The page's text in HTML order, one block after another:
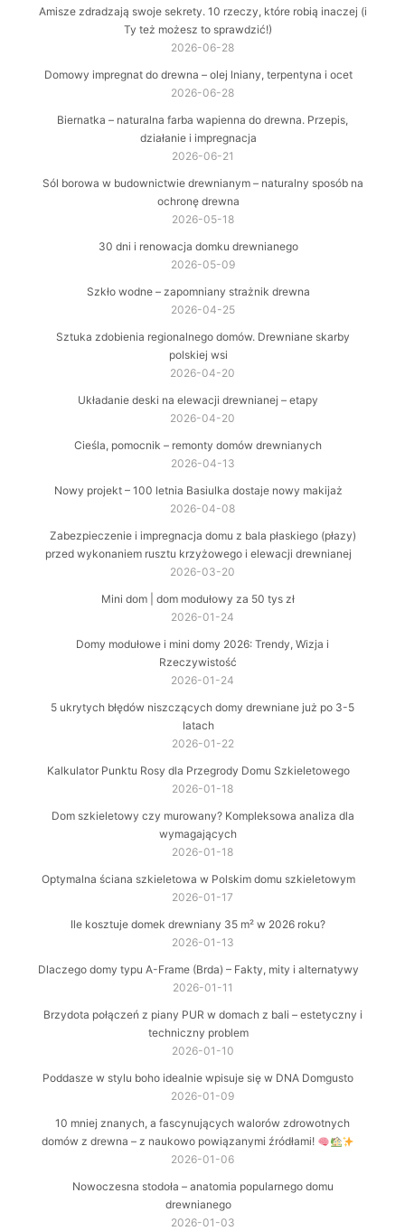
Amisze zdradzają swoje sekrety. 10 rzeczy, które robią inaczej (i
Ty też możesz to sprawdzić!)
2026-06-28
Domowy impregnat do drewna – olej lniany, terpentyna i ocet
2026-06-28
Biernatka – naturalna farba wapienna do drewna. Przepis,
działanie i impregnacja
2026-06-21
Sól borowa w budownictwie drewnianym – naturalny sposób na
ochronę drewna
2026-05-18
30 dni i renowacja domku drewnianego
2026-05-09
Szkło wodne – zapomniany strażnik drewna
2026-04-25
Sztuka zdobienia regionalnego domów. Drewniane skarby
polskiej wsi
2026-04-20
Układanie deski na elewacji drewnianej – etapy
2026-04-20
Cieśla, pomocnik – remonty domów drewnianych
2026-04-13
Nowy projekt – 100 letnia Basiulka dostaje nowy makijaż
2026-04-08
Zabezpieczenie i impregnacja domu z bala płaskiego (płazy)
przed wykonaniem rusztu krzyżowego i elewacji drewnianej
2026-03-20
Mini dom | dom modułowy za 50 tys zł
2026-01-24
Domy modułowe i mini domy 2026: Trendy, Wizja i
Rzeczywistość
2026-01-24
5 ukrytych błędów niszczących domy drewniane już po 3-5
latach
2026-01-22
Kalkulator Punktu Rosy dla Przegrody Domu Szkieletowego
2026-01-18
Dom szkieletowy czy murowany? Kompleksowa analiza dla
wymagających
2026-01-18
Optymalna ściana szkieletowa w Polskim domu szkieletowym
2026-01-17
Ile kosztuje domek drewniany 35 m² w 2026 roku?
2026-01-13
Dlaczego domy typu A-Frame (Brda) – Fakty, mity i alternatywy
2026-01-11
Brzydota połączeń z piany PUR w domach z bali – estetyczny i
techniczny problem
2026-01-10
Poddasze w stylu boho idealnie wpisuje się w DNA Domgusto
2026-01-09
10 mniej znanych, a fascynujących walorów zdrowotnych
domów z drewna – z naukowo powiązanymi źródłami!
2026-01-06
Nowoczesna stodoła – anatomia popularnego domu
drewnianego
2026-01-03